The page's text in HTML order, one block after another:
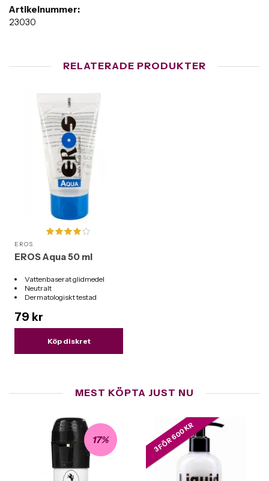
Artikelnummer:
23030
RELATERADE PRODUKTER
EROS
EROS Aqua 50 ml
Vattenbaserat glidmedel
Neutralt
Dermatologiskt testad
79 kr
Köp diskret
MEST KÖPTA JUST NU
17% 3 FÖR 600 KR